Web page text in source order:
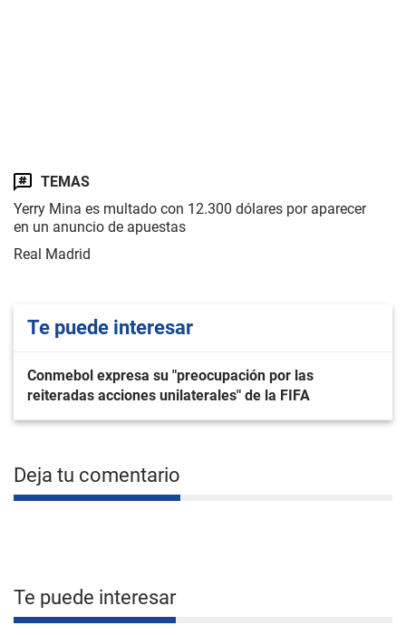
TEMAS
Yerry Mina es multado con 12.300 dólares por aparecer
en un anuncio de apuestas
Real Madrid
Te puede interesar
Conmebol expresa su "preocupación por las
reiteradas acciones unilaterales" de la FIFA
Deja tu comentario
Te puede interesar